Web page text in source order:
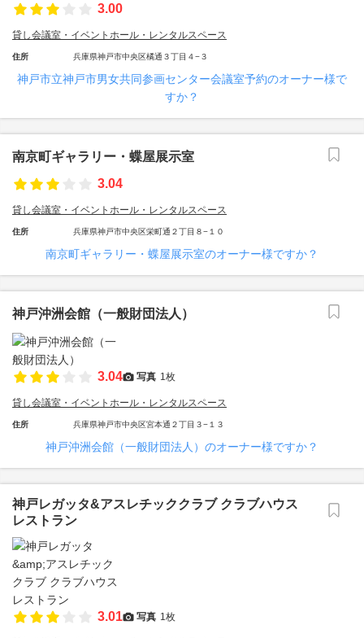
3.00
貸し会議室・イベントホール・レンタルスペース
住所 兵庫県神戸市中央区橘通３丁目４−３
神戸市立神戸市男女共同参画センター会議室予約のオーナー様で
すか？
南京町ギャラリー・蝶屋展示室
3.04
貸し会議室・イベントホール・レンタルスペース
住所 兵庫県神戸市中央区栄町通２丁目８−１０
南京町ギャラリー・蝶屋展示室のオーナー様ですか？
神戸沖洲会館（一般財団法人）
3.04 写真 1枚
貸し会議室・イベントホール・レンタルスペース
住所 兵庫県神戸市中央区宮本通２丁目３−１３
神戸沖洲会館（一般財団法人）のオーナー様ですか？
神戸レガッタ&アスレチッククラブ クラブハウス
レストラン
3.01 写真 1枚